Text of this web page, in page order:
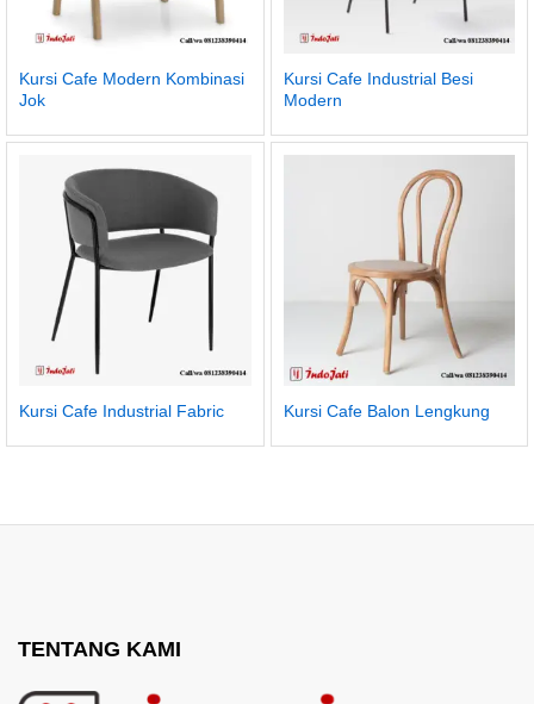
Kursi Cafe Modern Kombinasi
Jok
Kursi Cafe Industrial Besi
Modern
Kursi Cafe Industrial Fabric Kursi Cafe Balon Lengkung
TENTANG KAMI